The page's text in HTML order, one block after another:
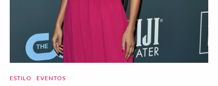
ESTILO EVENTOS